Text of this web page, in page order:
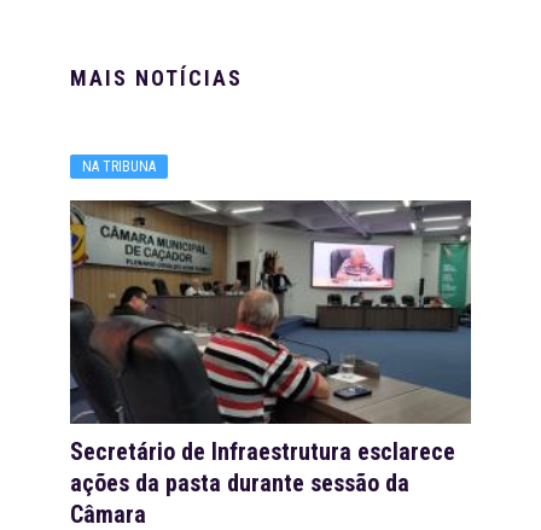
MAIS NOTÍCIAS
NA TRIBUNA
Secretário de Infraestrutura esclarece
ações da pasta durante sessão da
Câmara